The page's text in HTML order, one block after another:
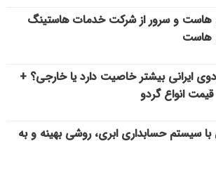
هاست و سرور از شرکت خدمات هاستینگ
هاست
ایرانی بیشتر خاصیت دارد یا خارجی؟ +
انواع گردو
با سیستم حسابداری ابری، روشی بهینه و به